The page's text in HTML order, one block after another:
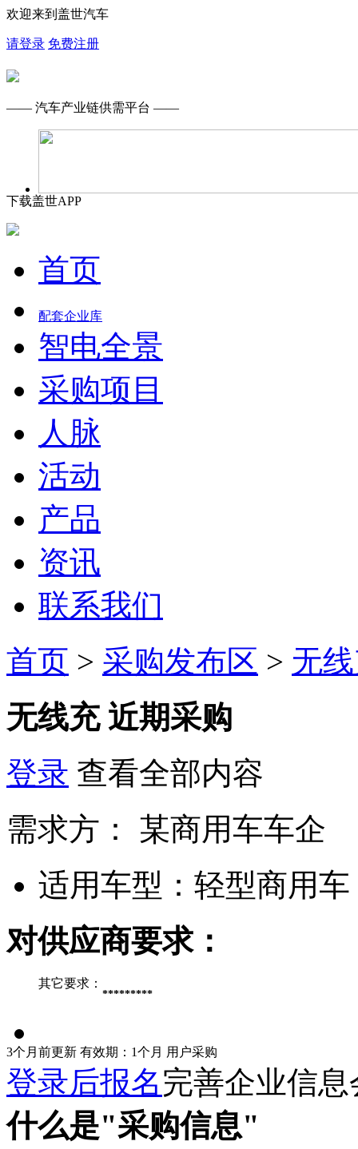
欢迎来到盖世汽车
请登录 免费注册
—— 汽车产业链供需平台 ——
下载盖世APP
首页
配套企业库
智电全景
采购项目
人脉
活动
产品
资讯
联系我们
首页 > 采购发布区 > 无
无线充 近期采购
登录 查看全部内容
需求方：
某商用车车企
适用车型： 轻型商用
对供应商要求：
其它要求：
*********
3个月前更新 有效期：1个月 用户采购
登录后报名完善企业信
什么是"采购信息"